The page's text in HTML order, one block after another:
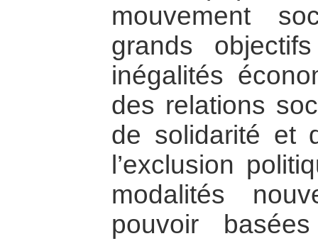
mouvement
grands
inégalités
des relations
de solidarité et
l’exclusion
modalités
pouvoir